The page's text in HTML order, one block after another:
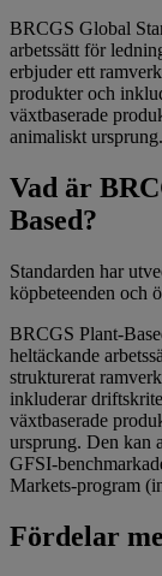
BRCGS Global
arbetssätt för
erbjuder ett
produkter och
växtbaserade
animaliskt ursprung.
Vad är
Based?
Standarden har
köpbeteenden och
BRCGS Plant-
heltäckande
strukturerat
inkluderar
växtbaserade
ursprung. Den kan
GFSI-
Markets-program
Fördelar